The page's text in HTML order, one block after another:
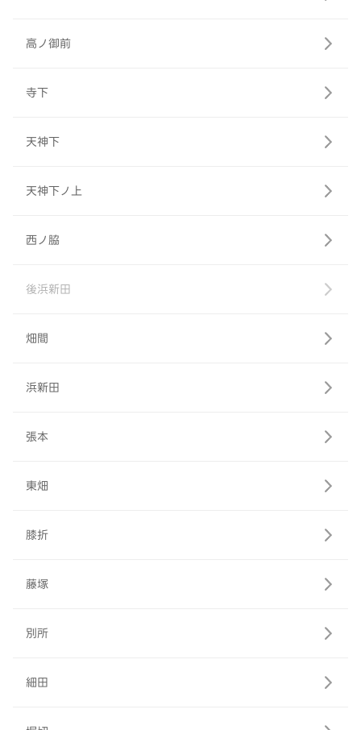
高ノ御前
寺下
天神下
天神下ノ上
西ノ脇
後浜新田
畑間
浜新田
張本
東畑
膝折
藤塚
別所
細田